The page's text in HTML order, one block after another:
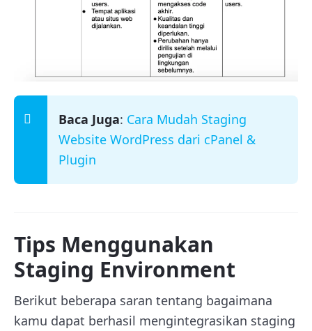
Baca Juga: Cara Mudah Staging
Website WordPress dari cPanel &
Plugin
Tips Menggunakan
Staging Environment
Berikut beberapa saran tentang bagaimana
kamu dapat berhasil mengintegrasikan staging